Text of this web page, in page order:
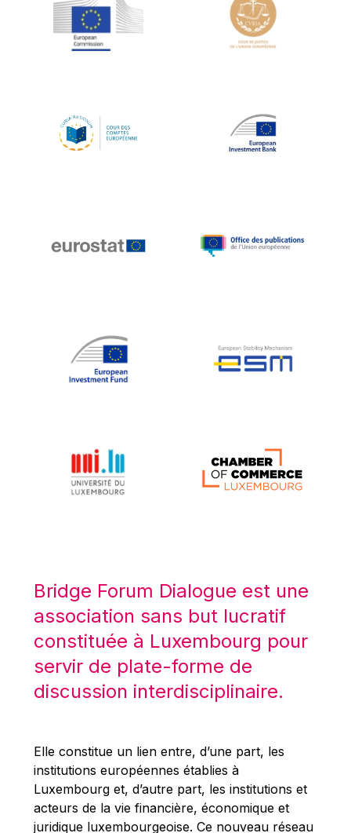
Jean-Louis Schiltz
Jean-Victor Louis
Johnny Åkerholm
Katharien L.C. Hunt
Klaus-Heiner Lehne
Koen LENAERTS
Lars Heikensten
Lucas Papademos
Máire Geoghegan-Quinn
Mario Centeno
Mario Monti
Maroš ŠEFČOVIČ
Martin Bailey
Martine Reicherts
Michael Sohlman
Michel Goedert
Mireille Delmas-Marty
Bridge Forum Dialogue est une
association sans but lucratif
constituée à Luxembourg pour
servir de plate-forme de
discussion interdisciplinaire.
Elle constitue un lien entre, d’une part, les
institutions européennes établies à
Luxembourg et, d’autre part, les institutions et
acteurs de la vie financière, économique et
juridique luxembourgeoise. Ce nouveau réseau